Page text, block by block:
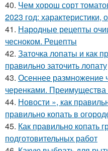
40. Чем хорош сорт
2023 год: характеристики,
41. Народные рецепты
чесноком. Рецепты
42. Заточка лопаты и как
правильно заточить лопату
43. Осеннее размножение
черенками. Преимущества
44. Новости », как
правильно копать в
45. Как правильно копать
подготовительных работ